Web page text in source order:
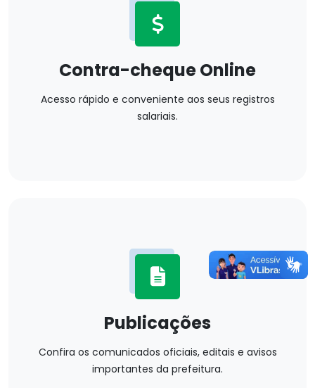
Contra-cheque Online
Acesso rápido e conveniente aos seus registros
salariais.
Publicações
Confira os comunicados oficiais, editais e avisos
importantes da prefeitura.